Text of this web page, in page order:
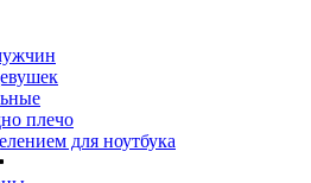
плечо
для ноутбука